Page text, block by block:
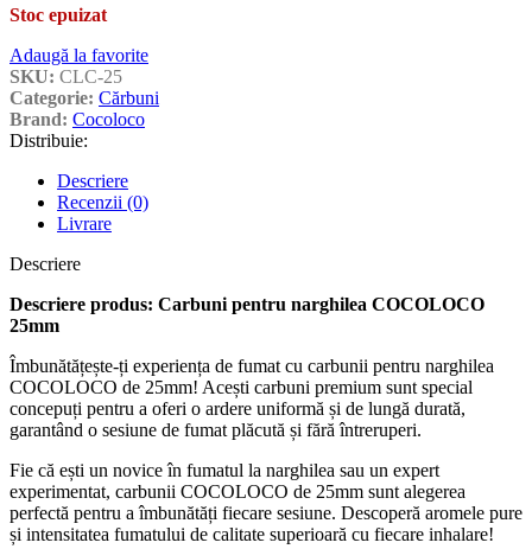
Stoc epuizat
Adaugă la favorite
SKU: CLC-25
Categorie: Cărbuni
Brand: Cocoloco
Distribuie:
Descriere
Recenzii (0)
Livrare
Descriere
Descriere produs: Carbuni pentru narghilea COCOLOCO
25mm
Îmbunătățește-ți experiența de fumat cu carbunii pentru narghilea
COCOLOCO de 25mm! Acești carbuni premium sunt special
concepuți pentru a oferi o ardere uniformă și de lungă durată,
garantând o sesiune de fumat plăcută și fără întreruperi.
Fie că ești un novice în fumatul la narghilea sau un expert
experimentat, carbunii COCOLOCO de 25mm sunt alegerea
perfectă pentru a îmbunătăți fiecare sesiune. Descoperă aromele pure
și intensitatea fumatului de calitate superioară cu fiecare inhalare!